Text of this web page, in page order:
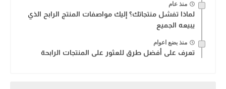
منذ عام
لماذا تفشل منتجاتك؟ إليك مواصفات المنتج الرابح الذي
يبيعه الجميع
منذ بضع اعوام
تعرف على أفضل طرق للعثور على المنتجات الرابحة